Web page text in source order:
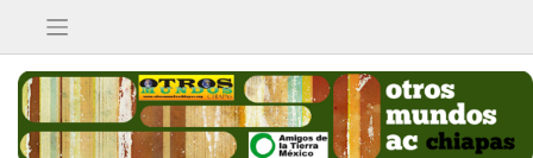
contenido